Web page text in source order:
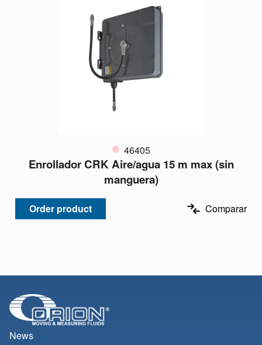
46405
Enrollador CRK Aire/agua 15 m max (sin
manguera)
Order product Comparar
News